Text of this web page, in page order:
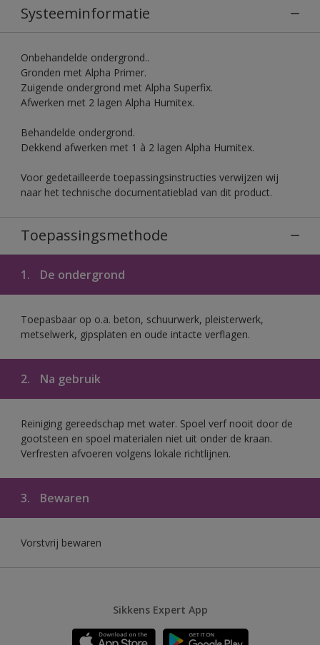
Systeeminformatie
Onbehandelde ondergrond..
Gronden met Alpha Primer.
Zuigende ondergrond met Alpha Superfix.
Afwerken met 2 lagen Alpha Humitex.
Behandelde ondergrond.
Dekkend afwerken met 1 à 2 lagen Alpha Humitex.
Voor gedetailleerde toepassingsinstructies verwijzen wij
naar het technische documentatieblad van dit product.
Toepassingsmethode
1. De ondergrond
Toepasbaar op o.a. beton, schuurwerk, pleisterwerk,
metselwerk, gipsplaten en oude intacte verflagen.
2. Na gebruik
Reiniging gereedschap met water. Spoel verf nooit door de
gootsteen en spoel materialen niet uit onder de kraan.
Verfresten afvoeren volgens lokale richtlijnen.
3. Bewaren
Vorstvrij bewaren
Sikkens Expert App